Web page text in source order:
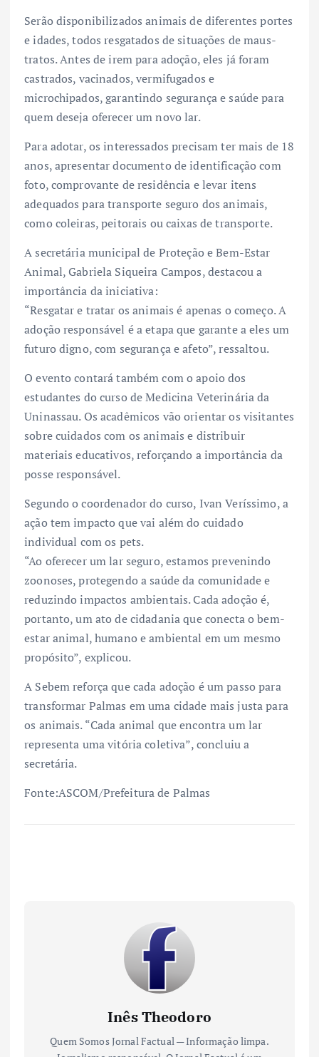
Serão disponibilizados animais de diferentes portes
e idades, todos resgatados de situações de maus-
tratos. Antes de irem para adoção, eles já foram
castrados, vacinados, vermifugados e
microchipados, garantindo segurança e saúde para
quem deseja oferecer um novo lar.
Para adotar, os interessados precisam ter mais de 18
anos, apresentar documento de identificação com
foto, comprovante de residência e levar itens
adequados para transporte seguro dos animais,
como coleiras, peitorais ou caixas de transporte.
A secretária municipal de Proteção e Bem-Estar
Animal, Gabriela Siqueira Campos, destacou a
importância da iniciativa:
“Resgatar e tratar os animais é apenas o começo. A
adoção responsável é a etapa que garante a eles um
futuro digno, com segurança e afeto”, ressaltou.
O evento contará também com o apoio dos
estudantes do curso de Medicina Veterinária da
Uninassau. Os acadêmicos vão orientar os visitantes
sobre cuidados com os animais e distribuir
materiais educativos, reforçando a importância da
posse responsável.
Segundo o coordenador do curso, Ivan Veríssimo, a
ação tem impacto que vai além do cuidado
individual com os pets.
“Ao oferecer um lar seguro, estamos prevenindo
zoonoses, protegendo a saúde da comunidade e
reduzindo impactos ambientais. Cada adoção é,
portanto, um ato de cidadania que conecta o bem-
estar animal, humano e ambiental em um mesmo
propósito”, explicou.
A Sebem reforça que cada adoção é um passo para
transformar Palmas em uma cidade mais justa para
os animais. “Cada animal que encontra um lar
representa uma vitória coletiva”, concluiu a
secretária.
Fonte:ASCOM/Prefeitura de Palmas
Inês Theodoro
Quem Somos Jornal Factual — Informação limpa.